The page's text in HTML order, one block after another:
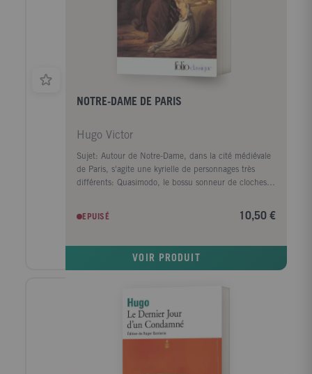
NOTRE-DAME DE PARIS
Hugo Victor
Sujet: Autour de Notre-Dame, dans la cité médiévale
de Paris, s'agite une kyrielle de personnages très
différents: Quasimodo, le bossu sonneur de cloches;
superbe édition, illustrée de très beaux croquis,
agrémenté de pages documentaires liées à la vie au
Moyen-Age: Notre-Dame, Paris, la Seine, les
costumes, l'alimentation, les moines, le guêt...Une
bonne idée de cadeau qui ravira les grands lecteurs,
EPUISÉ 10,50 €
VOIR PRODUIT